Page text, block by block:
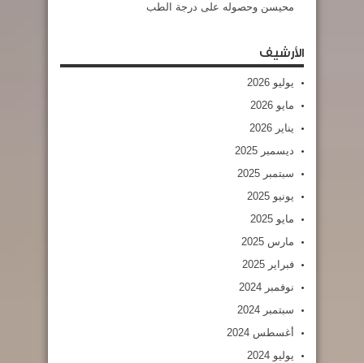
محيسن وحصوله على درجة الطب
الأرشيف
يوليو 2026
مايو 2026
يناير 2026
ديسمبر 2025
سبتمبر 2025
يونيو 2025
مايو 2025
مارس 2025
فبراير 2025
نوفمبر 2024
سبتمبر 2024
أغسطس 2024
يوليو 2024